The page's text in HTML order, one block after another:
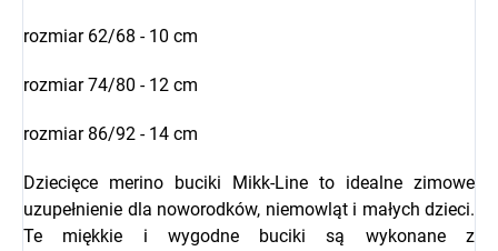
rozmiar 62/68 - 10 cm
rozmiar 74/80 - 12 cm
rozmiar 86/92 - 14 cm
Dziecięce merino buciki Mikk-Line to idealne zimowe
uzupełnienie dla noworodków, niemowląt i małych dzieci.
Te miękkie i wygodne buciki są wykonane z